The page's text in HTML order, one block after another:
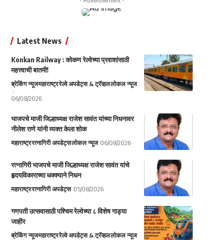
Latest News
Konkan Railway : कोकण रेल्वेच्या प्रवाशांसाठी
महत्त्वाची बातमी!
ब्रेकिंग न्यूजमहाराष्ट्ररेल्वे अपडेट्स & ट्रॅव्हललोकल न्यूज
06/08/2026
भाजपचे माजी जिल्हाध्यक्ष राजेश सावंत यांच्या निधनावर
नीलेश राणे यांनी व्यक्त केला शोक
महाराष्ट्ररत्नागिरी अपडेट्सलोकल न्यूज 06/08/2026
रत्नागिरी भाजपचे माजी जिल्हाध्यक्ष राजेश सावंत यांचे
हृदयविकाराच्या धक्क्याने निधन
महाराष्ट्ररत्नागिरी अपडेट्स 05/08/2026
गणपती उत्सवासाठी पश्चिम रेल्वेच्या ८ विशेष गाड्या
जाहीर
ब्रेकिंग न्यूजमहाराष्ट्ररेल्वे अपडेट्स & ट्रॅव्हललोकल न्यूज